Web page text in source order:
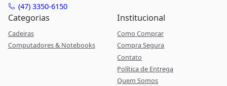
(47) 3350-6150
Categorias
Cadeiras
Computadores & Notebooks
Institucional
Como Comprar
Compra Segura
Contato
Política de Entrega
Quem Somos